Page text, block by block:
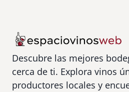
d
è
s
Descubre las mejores
cerca de ti. Explora vinos
productores locales y